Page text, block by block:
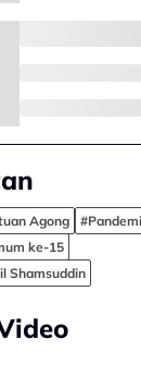
Agong
ke-15
Shamsuddin